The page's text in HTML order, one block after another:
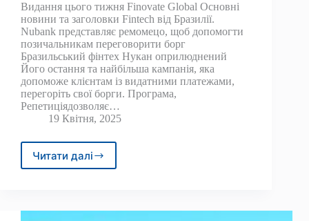
Видання цього тижня Finovate Global Основні
новини та заголовки Fintech від Бразилії.
Nubank представляє ремомецо, щоб допомогти
позичальникам переговорити борг
Бразильський фінтех Нукан оприлюднений
Його остання та найбільша кампанія, яка
допоможе клієнтам із видатними платежами,
перегоріть свої борги. Програма,
Репетиціядозволяє…
19 Квітня, 2025
Читати далі
Finovate
боргами,